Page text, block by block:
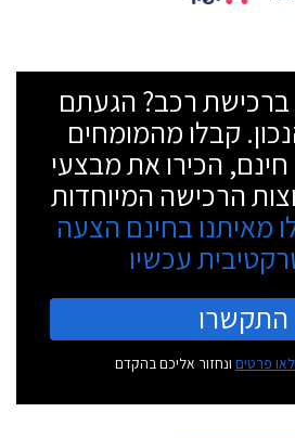
ברכישת רכב? הגעתם
קבלו מהמומחים
חינם, הכירו את מבצעי
הרכישה המיוחדות
מאיתנו בחינם הצעה
עכשיו
התקשרו
פרטים ונחזור אליכם בהקדם